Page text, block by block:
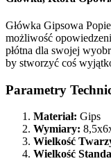
Główka Gipsowa
możliwość
płótna dla swojej
by stworzyć coś
Parametry
Materiał: Gips
Wymiary:
Wielkość
Wielkość